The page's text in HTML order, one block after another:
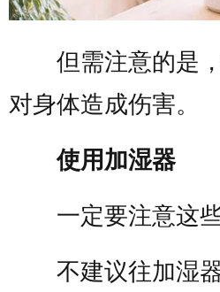
但需注意的是，
对身体造成伤害。
使用加湿器
一定要注意这些
不建议往加湿器